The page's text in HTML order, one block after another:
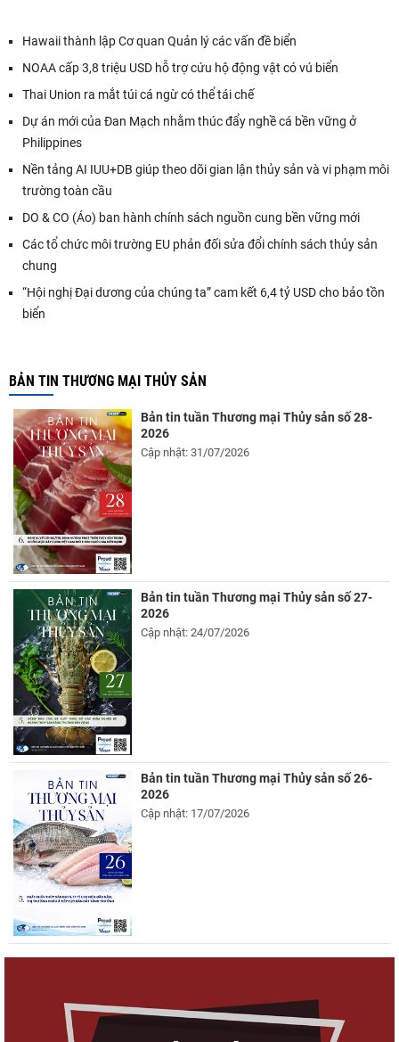
Hawaii thành lập Cơ quan Quản lý các vấn đề biển
NOAA cấp 3,8 triệu USD hỗ trợ cứu hộ động vật có vú biển
Thai Union ra mắt túi cá ngừ có thể tái chế
Dự án mới của Đan Mạch nhằm thúc đẩy nghề cá bền vững ở
Philippines
Nền tảng AI IUU+DB giúp theo dõi gian lận thủy sản và vi phạm môi
trường toàn cầu
DO & CO (Áo) ban hành chính sách nguồn cung bền vững mới
Các tổ chức môi trường EU phản đối sửa đổi chính sách thủy sản
chung
“Hội nghị Đại dương của chúng ta” cam kết 6,4 tỷ USD cho bảo tồn
biển
BẢN TIN THƯƠNG MẠI THỦY SẢN
Bản tin tuần Thương mại Thủy sản số 28-
2026
Cập nhật: 31/07/2026
Bản tin tuần Thương mại Thủy sản số 27-
2026
Cập nhật: 24/07/2026
Bản tin tuần Thương mại Thủy sản số 26-
2026
Cập nhật: 17/07/2026